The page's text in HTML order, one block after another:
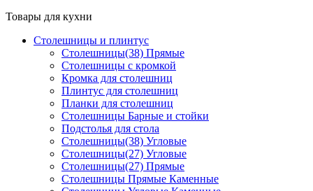
Товары для кухни
Столешницы и плинтус
Столешницы(38) Прямые
Столешницы с кромкой
Кромка для столешниц
Плинтус для столешниц
Планки для столешниц
Столешницы Барные и стойки
Подстолья для стола
Столешницы(38) Угловые
Столешницы(27) Угловые
Столешницы(27) Прямые
Столешницы Прямые Каменные